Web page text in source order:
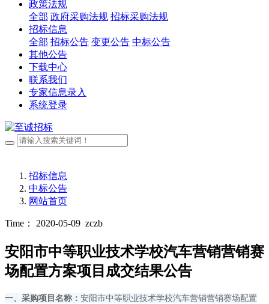
政策法规
全部 政府采购法规 招标采购法规
招标信息
全部 招标公告 变更公告 中标公告
其他公告
下载中心
联系我们
专家信息录入
系统登录
招标信息
中标公告
网站首页
Time： 2020-05-09 zczb
安阳市中等职业技术学校汽车营销营销赛
场配置方案项目成交结果公告
一、采购项目名称： 安阳市中等职业技术学校汽车营销营销赛场配置